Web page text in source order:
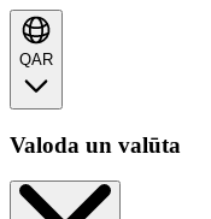
QAR
Valoda un valūta